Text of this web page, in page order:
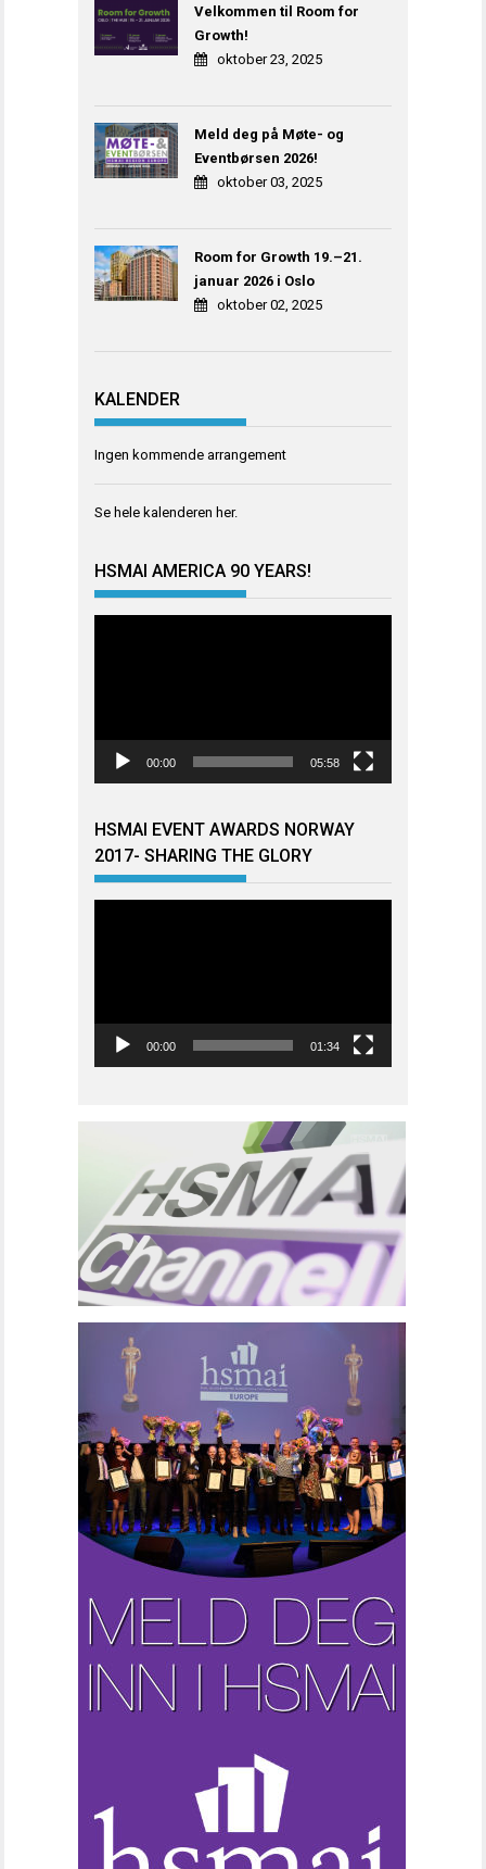
Velkommen til Room for
Growth!
oktober 23, 2025
Meld deg på Møte- og
Eventbørsen 2026!
oktober 03, 2025
Room for Growth 19.–21.
januar 2026 i Oslo
oktober 02, 2025
KALENDER
Ingen kommende arrangement
Se hele kalenderen her.
HSMAI AMERICA 90 YEARS!
00:00 05:58
HSMAI EVENT AWARDS NORWAY
2017- SHARING THE GLORY
00:00 01:34